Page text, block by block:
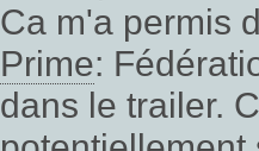
Ca m'a permis
Prime:
dans le trailer.